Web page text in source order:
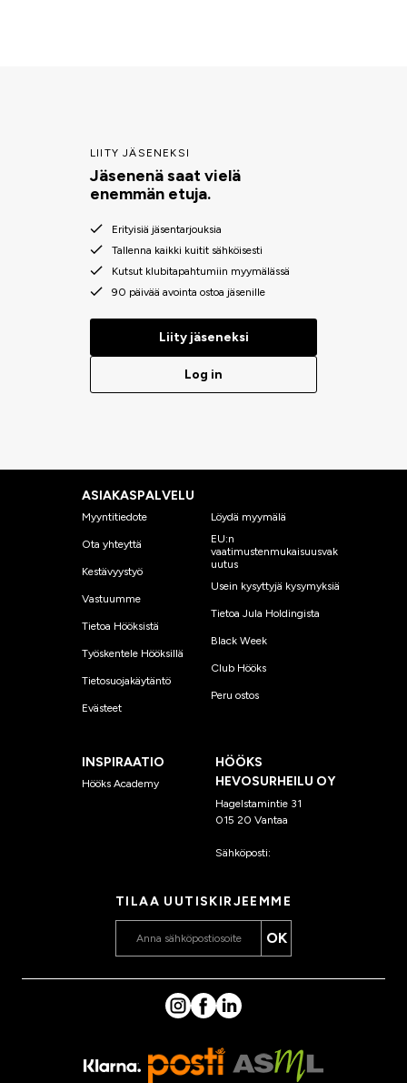
LIITY JÄSENEKSI
Jäsenenä saat vielä
enemmän etuja.
Erityisiä jäsentarjouksia
Tallenna kaikki kuitit sähköisesti
Kutsut klubitapahtumiin myymälässä
90 päivää avointa ostoa jäsenille
Liity jäseneksi
Log in
ASIAKASPALVELU
Myyntitiedote
Ota yhteyttä
Kestävyystyö
Vastuumme
Tietoa Hööksistä
Työskentele Hööksillä
Tietosuojakäytäntö
Evästeet
Löydä myymälä
EU:n
vaatimustenmukaisuusvak
uutus
Usein kysyttyjä kysymyksiä
Tietoa Jula Holdingista
Black Week
Club Hööks
Peru ostos
INSPIRAATIO
Hööks Academy
HÖÖKS
HEVOSURHEILU OY
Hagelstamintie 31
015 20 Vantaa
Sähköposti:
TILAA UUTISKIRJEEMME
OK